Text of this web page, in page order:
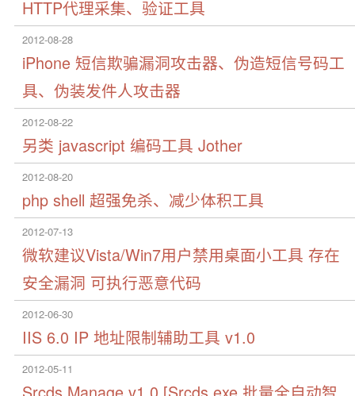
HTTP代理采集、验证工具
2012-08-28
iPhone 短信欺骗漏洞攻击器、伪造短信号码工
具、伪装发件人攻击器
2012-08-22
另类 javascript 编码工具 Jother
2012-08-20
php shell 超强免杀、减少体积工具
2012-07-13
微软建议Vista/Win7用户禁用桌面小工具 存在
安全漏洞 可执行恶意代码
2012-06-30
IIS 6.0 IP 地址限制辅助工具 v1.0
2012-05-11